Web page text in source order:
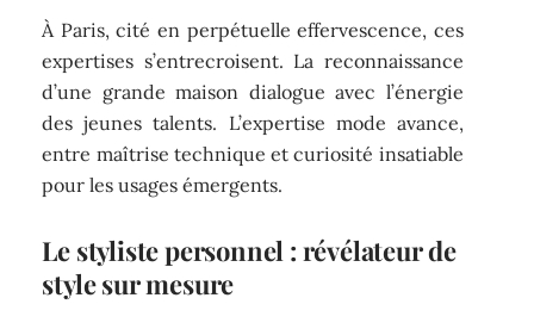
À Paris, cité en perpétuelle effervescence, ces
expertises s’entrecroisent. La reconnaissance
d’une grande maison dialogue avec l’énergie
des jeunes talents. L’expertise mode avance,
entre maîtrise technique et curiosité insatiable
pour les usages émergents.
Le styliste personnel : révélateur de
style sur mesure